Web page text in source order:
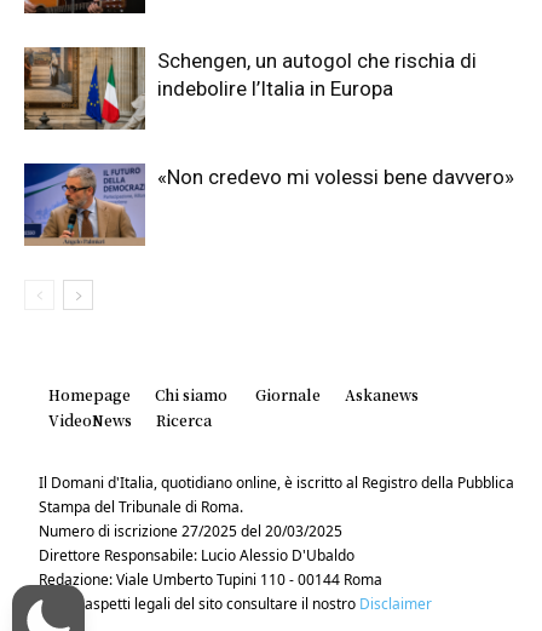
Schengen, un autogol che rischia di
indebolire l’Italia in Europa
«Non credevo mi volessi bene davvero»
Homepage Chi siamo Giornale
Askanews
VideoNews
Ricerca
Il Domani d'Italia, quotidiano online, è iscritto al Registro della Pubblica
Stampa del Tribunale di Roma.
Numero di iscrizione 27/2025 del 20/03/2025
Direttore Responsabile: Lucio Alessio D'Ubaldo
Redazione: Viale Umberto Tupini 110 - 00144 Roma
Per gli aspetti legali del sito consultare il nostro Disclaimer